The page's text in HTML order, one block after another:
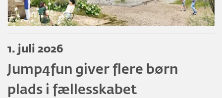
1. juli 2026
Jump4fun giver flere børn
plads i fællesskabet